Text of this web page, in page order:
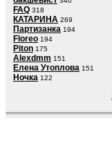
FAQ 318
КАТАРИНА 269
Партизанка 194
Floreo 194
Piton 175
Alexdmm 151
Елена Утоплова 151
Ночка 122